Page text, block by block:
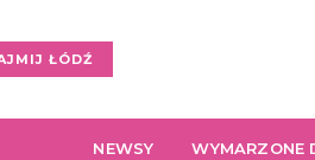
ŁÓDŹ
NEWSY WYMARZONE